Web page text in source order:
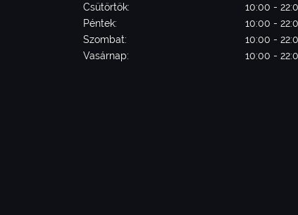
Csütörtök:
10:00 -
Péntek:
10:00 -
Szombat:
10:00 -
Vasárnap:
10:00 -